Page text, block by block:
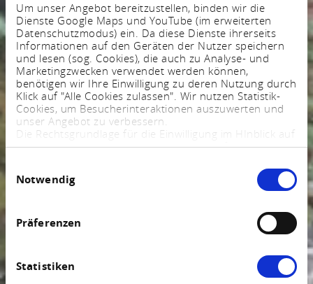
Um unser Angebot bereitzustellen, binden wir die
Dienste Google Maps und YouTube (im erweiterten
Datenschutzmodus) ein. Da diese Dienste ihrerseits
Informationen auf den Geräten der Nutzer speichern
und lesen (sog. Cookies), die auch zu Analyse- und
Marketingzwecken verwendet werden können,
benötigen wir Ihre Einwilligung zu deren Nutzung durch
Klick auf "Alle Cookies zulassen". Wir nutzen Statistik-
Cookies, um Besucherinteraktionen auszuwerten und
unser Angebot zu verbessern.
Die Rechtsgrundlage für die Einwilligung im HInblick auf
die Speicherung und das Auslesen von Informationen
Verarbeitung personenbezogener Daten Art. 6 Abs. 1
lit. a DSGVO.
widerrufen. Weitere Informationen finden Sie in
Einwilligungsauswahl
Notwendig
Präferenzen
Statistiken